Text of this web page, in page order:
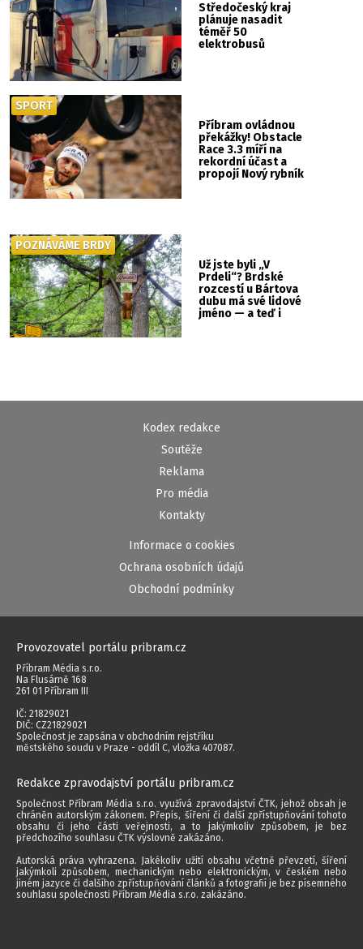
Středočeský kraj
plánuje nasadit
téměř 50
elektrobusů
Příbram ovládnou
překážky! Obstacle
Race 3.3 míří na
rekordní účast a
propojí Nový rybník
SPORT
Už jste byli „V
Prdeli“? Brdské
rozcestí u Bártova
dubu má své lidové
jméno — a teď i
POZNÁVÁME BRDY
Kodex redakce
Soutěže
Reklama
Pro média
Kontakty
Informace o cookies
Ochrana osobních údajů
Obchodní podmínky
Provozovatel portálu pribram.cz
Příbram Média s.r.o.
Na Flusárně 168
261 01 Příbram III
IČ: 21829021
DIČ: CZ21829021
Společnost je zapsána v obchodním rejstříku
městského soudu v Praze - oddíl C, vložka 407087.
Redakce zpravodajství portálu pribram.cz
Společnost Příbram Média s.r.o. využívá zpravodajství ČTK, jehož obsah je
chráněn autorským zákonem. Přepis, šíření či další zpřístupňování tohoto
obsahu či jeho části veřejnosti, a to jakýmkoliv způsobem, je bez
předchozího souhlasu ČTK výslovně zakázáno.
Autorská práva vyhrazena. Jakékoliv užití obsahu včetně převzetí, šíření
jakýmkoli způsobem, mechanickým nebo elektronickým, v českém nebo
jiném jazyce či dalšího zpřístupňování článků a fotografií je bez písemného
souhlasu společnosti Příbram Média s.r.o. zakázáno.